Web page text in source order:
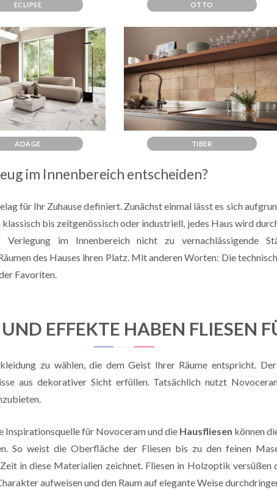
ECLIPSE OTTO
ADAGE TIBER
im Innenbereich entscheiden?
für Ihr Zuhause definiert. Zunächst einmal lässt es sich
bis zeitgenössisch oder industriell, jedes Haus wird
im Innenbereich nicht zu vernachlässigende
des Hauses ihren Platz. Mit anderen Worten: Die
Favoriten.
EFFEKTE HABEN FLIESEN
zu wählen, die dem Geist Ihrer Räume entspricht.
aus dekorativer Sicht erfüllen. Tatsächlich nutzt
Inspirationsquelle für Novoceram und die Hausfliesen können
So weist die Oberfläche der Fliesen bis zu den feinen
in diese Materialien zeichnet. Fliesen in Holzoptik
aufweisen und den Raum auf elegante Weise